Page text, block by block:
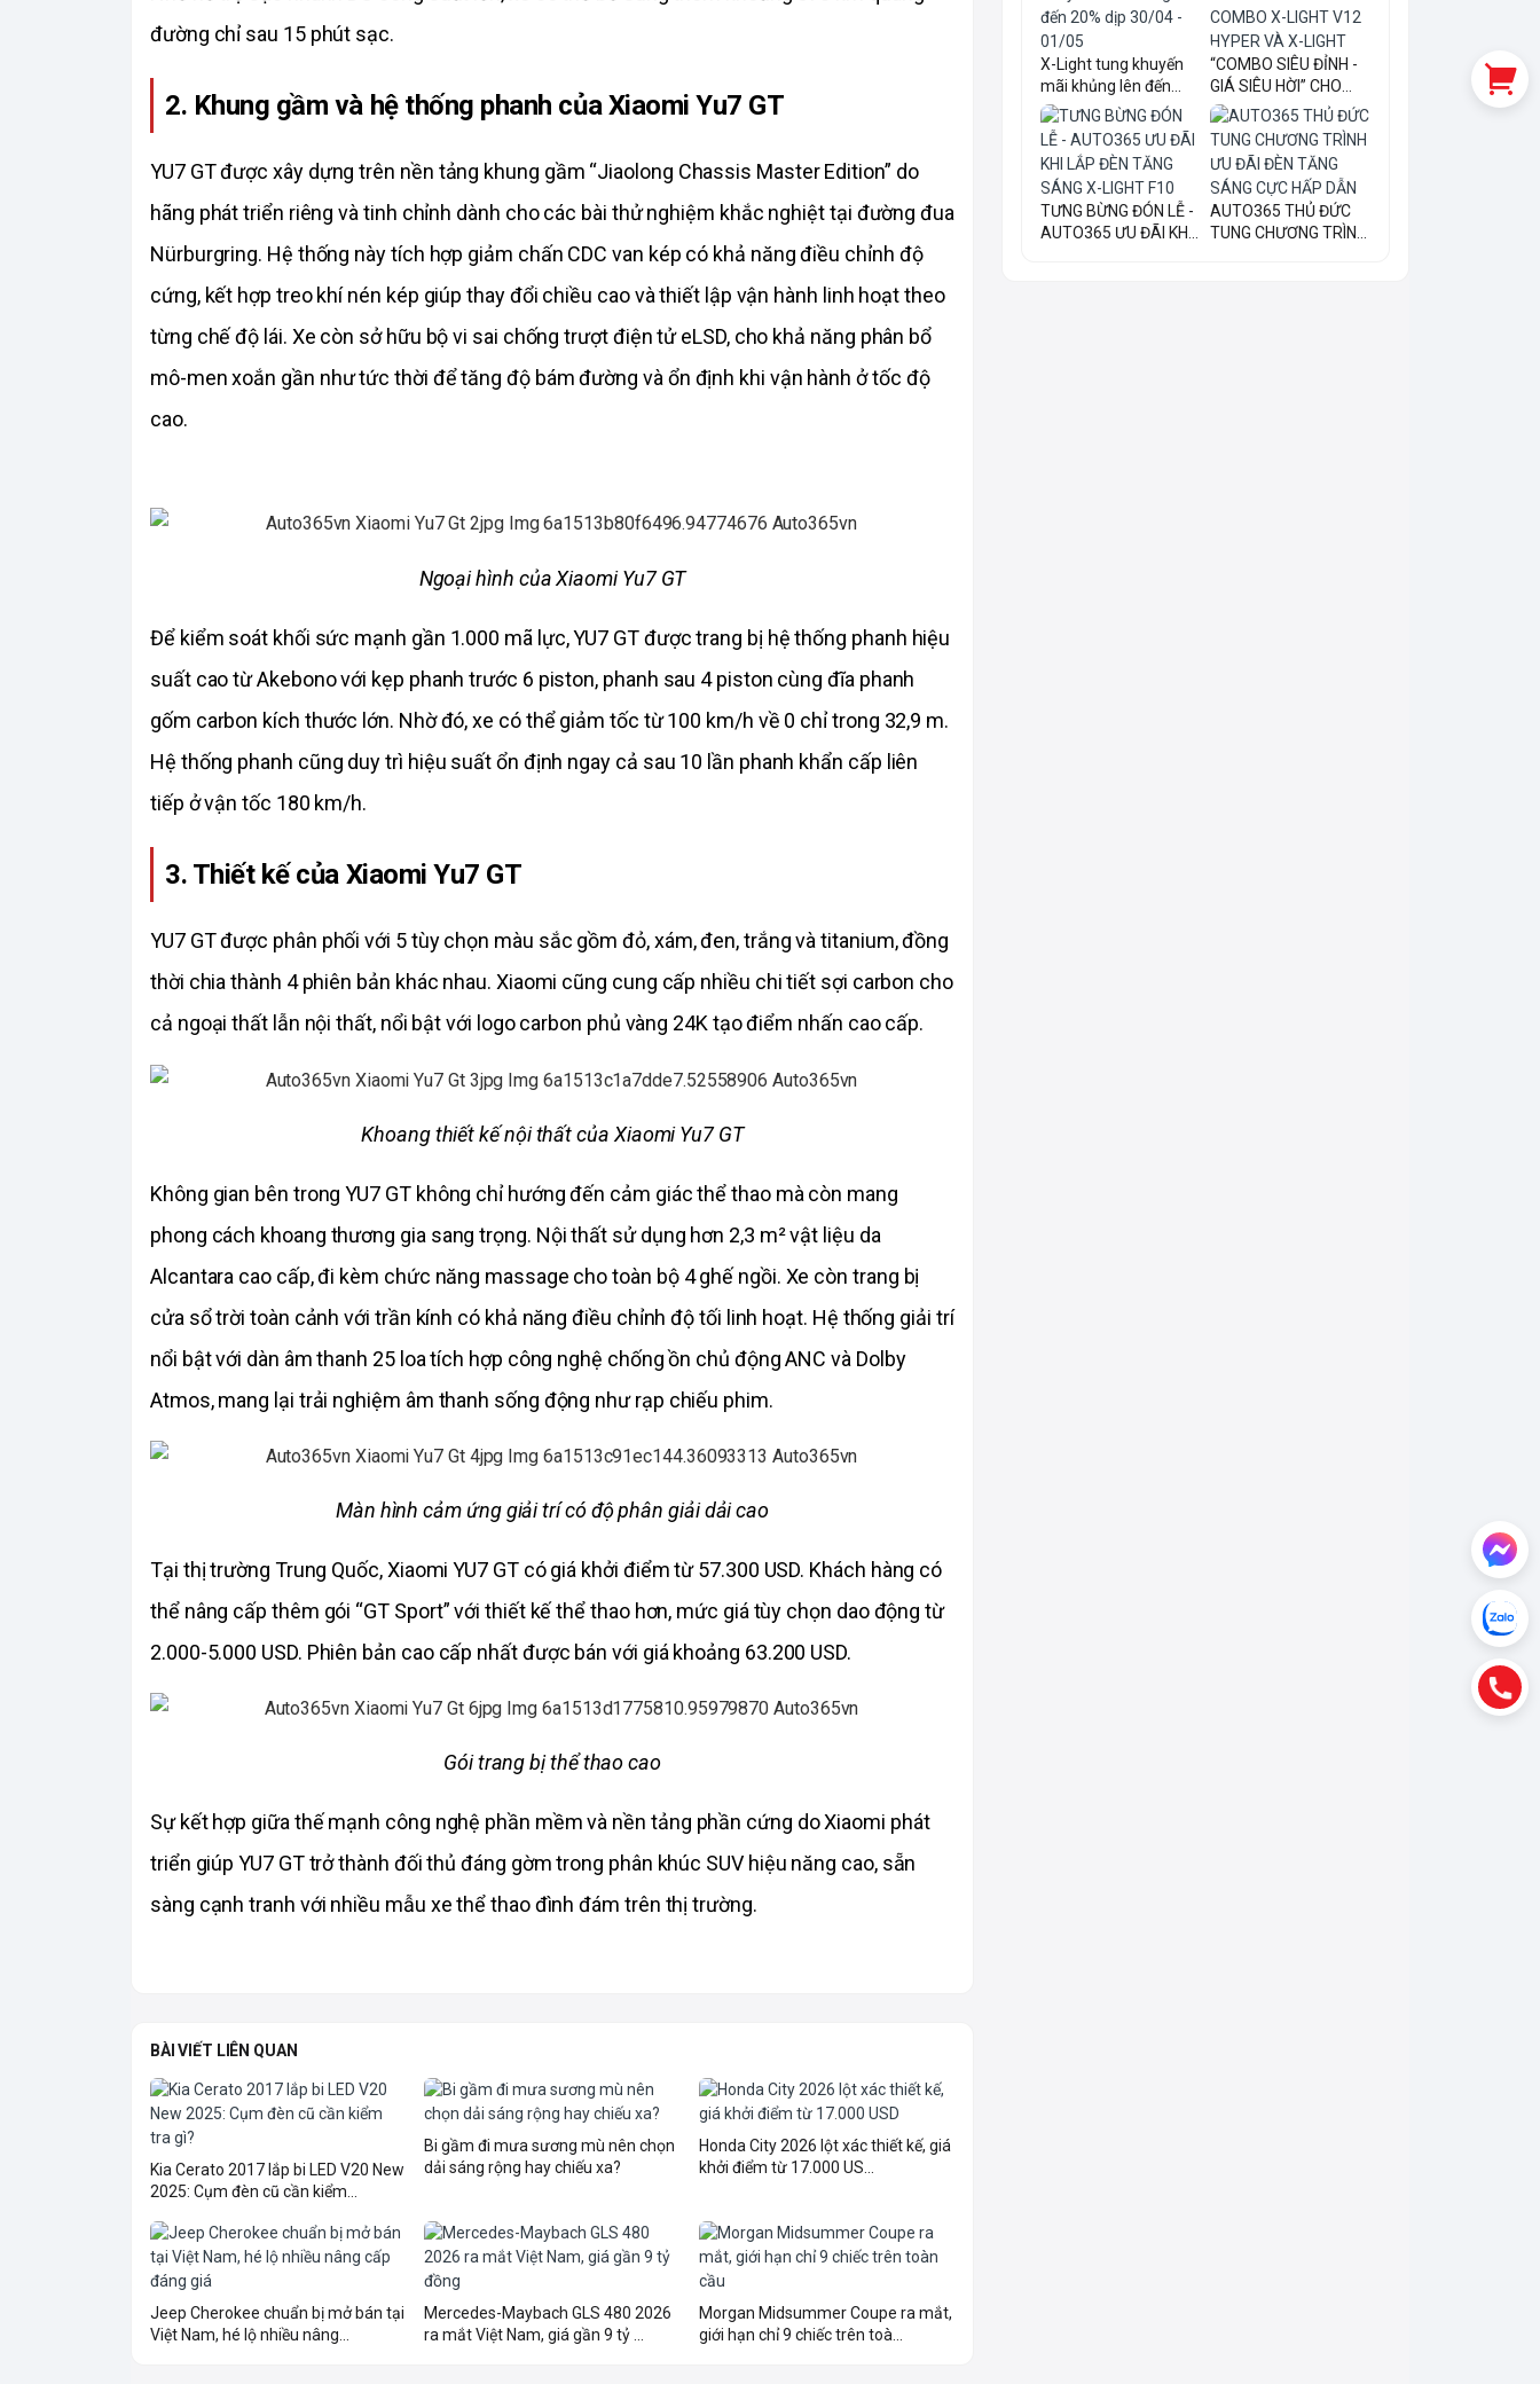
đường chỉ sau 15 phút sạc.
2. Khung gầm và hệ thống phanh của Xiaomi Yu7 GT
YU7 GT được xây dựng trên nền tảng khung gầm “Jiaolong Chassis Master Edition” do
hãng phát triển riêng và tinh chỉnh dành cho các bài thử nghiệm khắc nghiệt tại đường đua
Nürburgring. Hệ thống này tích hợp giảm chấn CDC van kép có khả năng điều chỉnh độ
cứng, kết hợp treo khí nén kép giúp thay đổi chiều cao và thiết lập vận hành linh hoạt theo
từng chế độ lái. Xe còn sở hữu bộ vi sai chống trượt điện tử eLSD, cho khả năng phân bổ
mô-men xoắn gần như tức thời để tăng độ bám đường và ổn định khi vận hành ở tốc độ
cao.
Ngoại hình của Xiaomi Yu7 GT
Để kiểm soát khối sức mạnh gần 1.000 mã lực, YU7 GT được trang bị hệ thống phanh hiệu
suất cao từ Akebono với kẹp phanh trước 6 piston, phanh sau 4 piston cùng đĩa phanh
gốm carbon kích thước lớn. Nhờ đó, xe có thể giảm tốc từ 100 km/h về 0 chỉ trong 32,9 m.
Hệ thống phanh cũng duy trì hiệu suất ổn định ngay cả sau 10 lần phanh khẩn cấp liên
tiếp ở vận tốc 180 km/h.
3. Thiết kế của Xiaomi Yu7 GT
YU7 GT được phân phối với 5 tùy chọn màu sắc gồm đỏ, xám, đen, trắng và titanium, đồng
thời chia thành 4 phiên bản khác nhau. Xiaomi cũng cung cấp nhiều chi tiết sợi carbon cho
cả ngoại thất lẫn nội thất, nổi bật với logo carbon phủ vàng 24K tạo điểm nhấn cao cấp.
Khoang thiết kế nội thất của Xiaomi Yu7 GT
Không gian bên trong YU7 GT không chỉ hướng đến cảm giác thể thao mà còn mang
phong cách khoang thương gia sang trọng. Nội thất sử dụng hơn 2,3 m² vật liệu da
Alcantara cao cấp, đi kèm chức năng massage cho toàn bộ 4 ghế ngồi. Xe còn trang bị
cửa sổ trời toàn cảnh với trần kính có khả năng điều chỉnh độ tối linh hoạt. Hệ thống giải trí
nổi bật với dàn âm thanh 25 loa tích hợp công nghệ chống ồn chủ động ANC và Dolby
Atmos, mang lại trải nghiệm âm thanh sống động như rạp chiếu phim.
Màn hình cảm ứng giải trí có độ phân giải dải cao
Tại thị trường Trung Quốc, Xiaomi YU7 GT có giá khởi điểm từ 57.300 USD. Khách hàng có
thể nâng cấp thêm gói “GT Sport” với thiết kế thể thao hơn, mức giá tùy chọn dao động từ
2.000-5.000 USD. Phiên bản cao cấp nhất được bán với giá khoảng 63.200 USD.
Gói trang bị thể thao cao
Sự kết hợp giữa thế mạnh công nghệ phần mềm và nền tảng phần cứng do Xiaomi phát
triển giúp YU7 GT trở thành đối thủ đáng gờm trong phân khúc SUV hiệu năng cao, sẵn
sàng cạnh tranh với nhiều mẫu xe thể thao đình đám trên thị trường.
BÀI VIẾT LIÊN QUAN
Kia Cerato 2017 lắp bi LED V20 New
2025: Cụm đèn cũ cần kiểm...
Bi gầm đi mưa sương mù nên chọn
dải sáng rộng hay chiếu xa?
Honda City 2026 lột xác thiết kế, giá
khởi điểm từ 17.000 US...
Jeep Cherokee chuẩn bị mở bán tại
Việt Nam, hé lộ nhiều nâng...
Mercedes-Maybach GLS 480 2026
ra mắt Việt Nam, giá gần 9 tỷ ...
Morgan Midsummer Coupe ra mắt,
giới hạn chỉ 9 chiếc trên toà...
X-Light tung khuyến
mãi khủng lên đến
20...
“COMBO SIÊU ĐỈNH -
GIÁ SIÊU HỜI” CHO
COM...
TƯNG BỪNG ĐÓN LỄ -
AUTO365 ƯU ĐÃI KHI
AUTO365 THỦ ĐỨC
TUNG CHƯƠNG TRÌNH